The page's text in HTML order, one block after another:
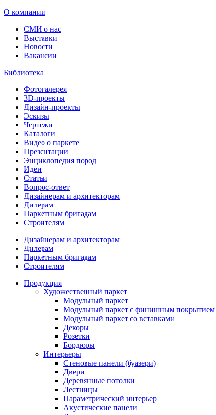
О компании
СМИ о нас
Выставки
Новости
Вакансии
Библиотека
Фотогалерея
3D-проекты
Дизайн-проекты
Эскизы
Чертежи
Каталоги
Видео о паркете
Презентации
Энциклопедия пород
Идеи
Статьи
Вопрос-ответ
Дизайнерам и архитекторам
Дилерам
Паркетным бригадам
Строителям
Дизайнерам и архитекторам
Дилерам
Паркетным бригадам
Строителям
Продукция
Художественный паркет
Модульный паркет
Модульный паркет с финишным покрытием
Модульный паркет со вставками
Декоры
Розетки
Бордюры
Интерьеры
Стеновые панели (буазери)
Двери
Деревянные потолки
Лестницы
Параметрический интерьер
Акустические панели